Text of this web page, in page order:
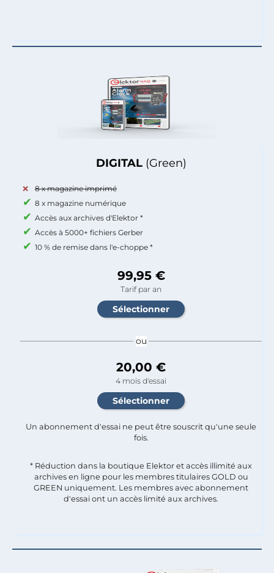
DIGITAL (Green)
8 x magazine imprimé
8 x magazine numérique
Accès aux archives d'Elektor *
Accès à 5000+ fichiers Gerber
10 % de remise dans l'e-choppe *
99,95 €
Tarif par an
ou
20,00 €
4 mois d'essai
Un abonnement d'essai ne peut être souscrit qu'une seule
fois.​
* Réduction dans la boutique Elektor et accès illimité aux
archives en ligne pour les membres titulaires GOLD ou
GREEN uniquement. Les membres avec abonnement
d'essai ont un accès limité aux archives.